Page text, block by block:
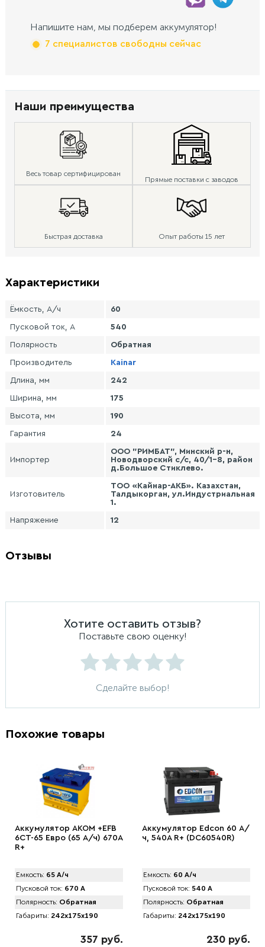
Напишите нам, мы подберем аккумулятор!
7 специалистов свободны сейчас
Наши преимущества
Весь товар сертифицирован
Прямые поставки с заводов
Быстрая доставка Опыт работы 15 лет
Характеристики
Ёмкость, А/ч 60
Пусковой ток, А 540
Полярность Обратная
Производитель Kainar
Длина, мм 242
Ширина, мм 175
Высота, мм 190
Гарантия 24
Импортер
ООО "РИМБАТ", Минский р-н,
Новодворский с/с, 40/1-8, район
д.Большое Стиклево.
Изготовитель
ТОО «Кайнар-АКБ». Казахстан,
Талдыкорган, ул.Индустриальная
1.
Напряжение 12
Отзывы
Хотите оставить отзыв?
Поставьте свою оценку!
Сделайте выбор!
Похожие товары
Аккумулятор AКОМ +EFB
6CT-65 Евро (65 А/ч) 670А
R+
Емкость: 65 А/ч
Пусковой ток: 670 А
Полярность: Обратная
Габариты: 242x175x190
357 руб.
Аккумулятор Edcon 60 А/
ч, 540A R+ (DC60540R)
Емкость: 60 А/ч
Пусковой ток: 540 А
Полярность: Обратная
Габариты: 242x175x190
230 руб.